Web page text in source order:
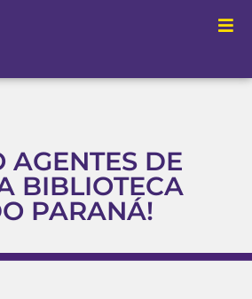
AGENTES DE
BIBLIOTECA
PARANÁ!